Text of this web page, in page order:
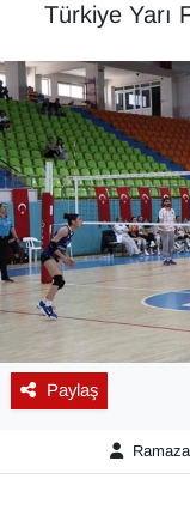
Türkiye Yarı
Paylaş
Dernekler,
Diğer
DÜNYA
EĞİTİM
EKONOMİ
Eleman
Emlak
Haber Arşivi